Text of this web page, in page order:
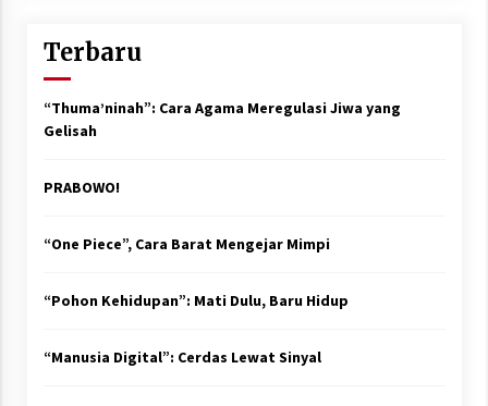
Terbaru
“Thuma’ninah”: Cara Agama Meregulasi Jiwa yang
Gelisah
PRABOWO!
“One Piece”, Cara Barat Mengejar Mimpi
“Pohon Kehidupan”: Mati Dulu, Baru Hidup
“Manusia Digital”: Cerdas Lewat Sinyal